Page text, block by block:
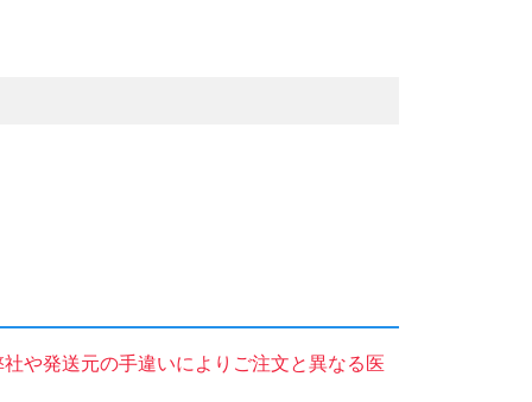
や発送元の手違いによりご注文と異なる医